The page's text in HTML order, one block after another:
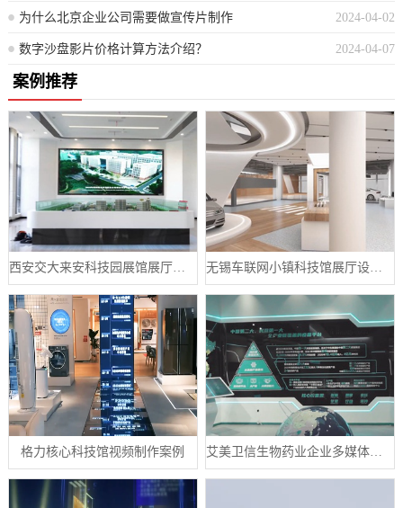
2024-04-02
为什么北京企业公司需要做宣传片制作
2024-04-07
数字沙盘影片价格计算方法介绍？
案例推荐
西安交大来安科技园展馆展厅案例 无锡车联网小镇科技馆展厅设计案例
格力核心科技馆视频制作案例